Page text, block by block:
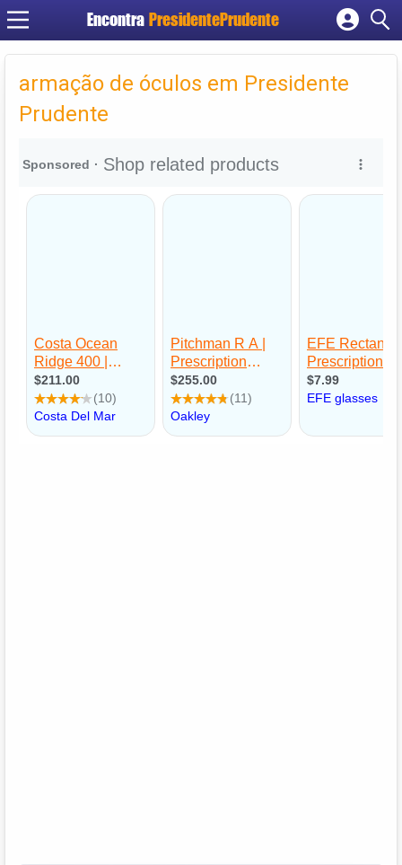
Encontra PresidentePrudente
Cadastrar empresa
Criar conta
armação de óculos em Presidente
Prudente